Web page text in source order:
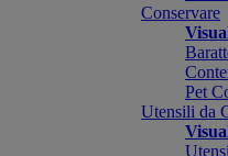
Conservare
Pet
Utensili da